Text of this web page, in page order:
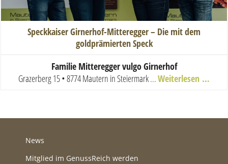
Speckkaiser Girnerhof-Mitteregger – Die mit dem
goldprämierten Speck
Familie Mitteregger vulgo Girnerhof
Grazerberg 15 • 8774 Mautern in Steiermark...Weiterlesen …
News
Mitglied im GenussReich werden